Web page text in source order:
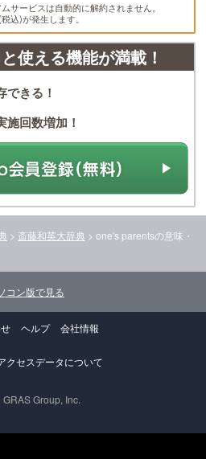
サービスは自動的に解約されません。
込)が発生します。
使える機能が満載！
できる！
施回数増加！
> 斎藤和英大辞典 > one's parentsの意味・
コン版で見る
ヘルプ 会社情報
クセスデータについて
Group, Inc.